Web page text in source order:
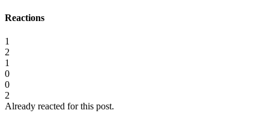
Reactions
1
2
1
0
0
2
Already reacted for this post.